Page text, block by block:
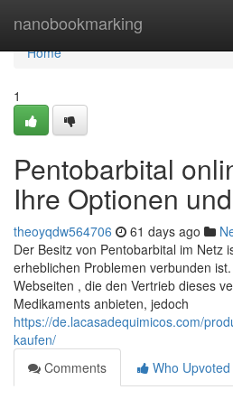
nanobookmarking
Home
Home
1
Pentobarbital
Ihre Optionen
theoyqdw564706 61 days ago
Der Besitz von Pentobarbital im Netz
erheblichen Problemen verbunden
Webseiten , die den Vertrieb dieses
Medikaments anbieten, jedoch
https://de.lacasadequimicos.com/
kaufen/
Comments
Who Upvoted